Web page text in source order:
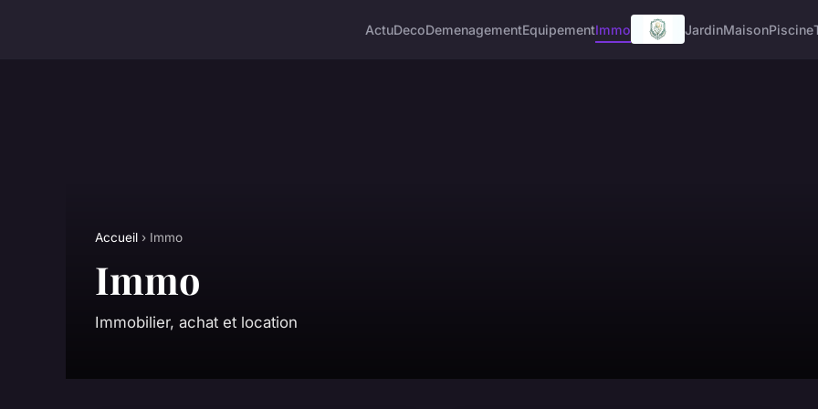
ActuDecoDemenagementEquipementImmo JardinMaisonPiscine
Accueil › Immo
Immo
Immobilier, achat et location